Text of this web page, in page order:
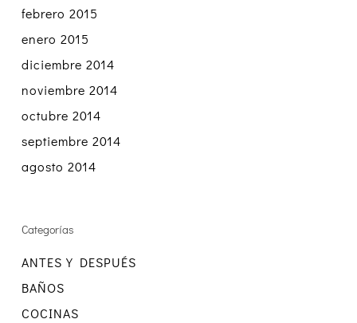
febrero 2015
enero 2015
diciembre 2014
noviembre 2014
octubre 2014
septiembre 2014
agosto 2014
Categorías
ANTES Y DESPUÉS
BAÑOS
COCINAS